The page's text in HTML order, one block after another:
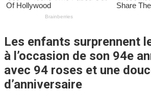
Les enfants surprennent
à l’occasion de son 94e
avec 94 roses et une
d’anniversaire